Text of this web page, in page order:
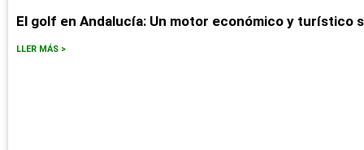
El golf en Andalucía: Un motor económico y turístico
LLER MÁS >